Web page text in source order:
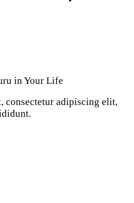
in Your Life
consectetur adipiscing elit,